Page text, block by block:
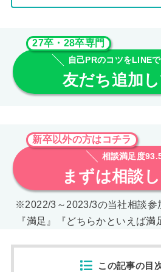
27卒・28卒専門
自己PRのコツをLINE
友だち追加
新卒以外の方はコチラ
相談満足度
まずは相談
※2022/3～2023/3の当社相談参
『満足』『どちらかといえば
この記事の目